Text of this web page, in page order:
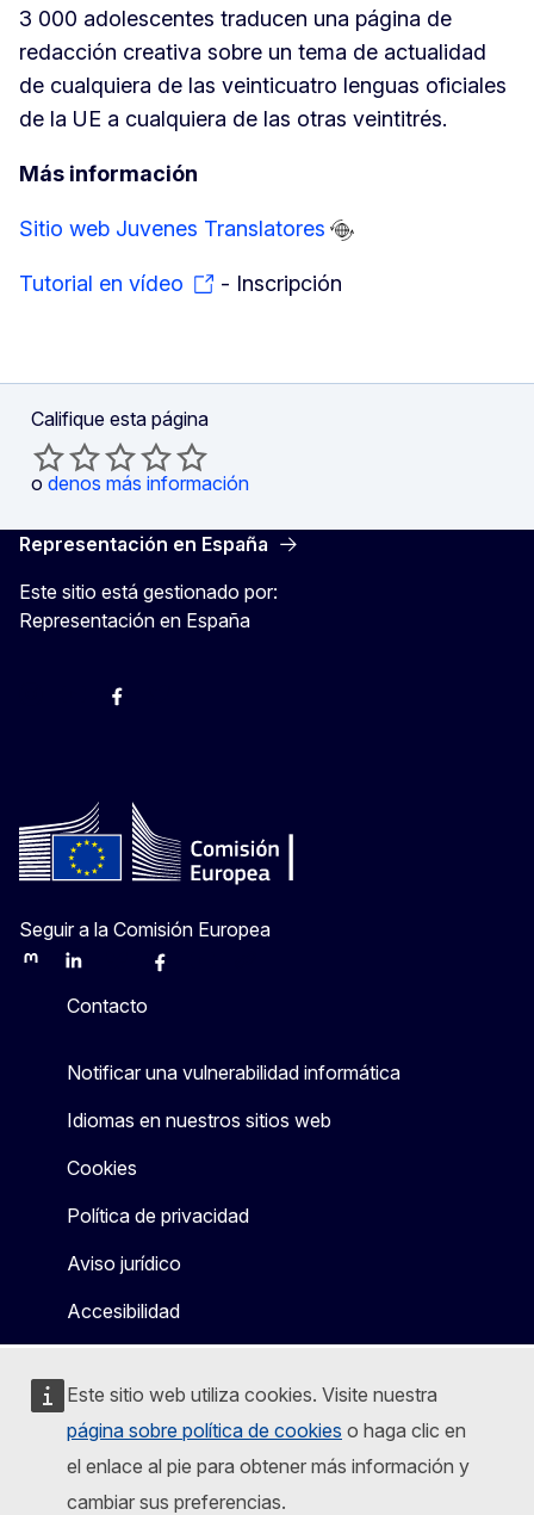
Este sitio web utiliza cookies. Visite nuestra
página sobre política de cookies o haga clic en
el enlace al pie para obtener más información y
cambiar sus preferencias.
3 000 adolescentes traducen una página de
redacción creativa sobre un tema de actualidad
de cualquiera de las veinticuatro lenguas oficiales
de la UE a cualquiera de las otras veintitrés.
Más información
Sitio web Juvenes Translatores
Tutorial en vídeo - Inscripción
Califique esta página
o denos más información
Representación en España
Este sitio está gestionado por:
Representación en España
@ComisionEuropea
Espacio Europa
Comisión Europea en España
Seguir a la Comisión Europea
MastodonLinkedInBlueskyFacebook
Contacto
Notificar una vulnerabilidad informática
Idiomas en nuestros sitios web
Cookies
Política de privacidad
Aviso jurídico
Accesibilidad